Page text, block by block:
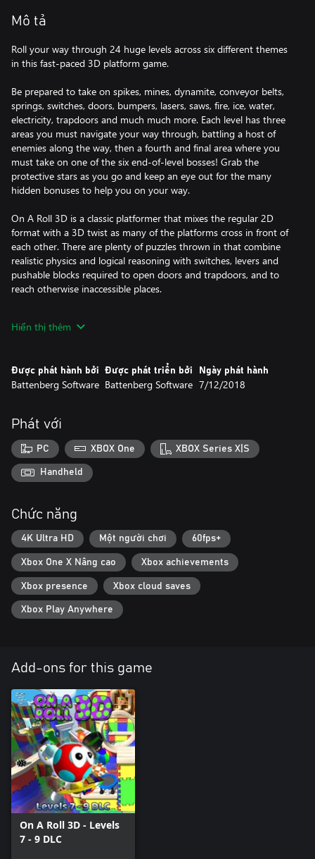
Mô tả
Roll your way through 24 huge levels across six different themes
in this fast-paced 3D platform game.
Be prepared to take on spikes, mines, dynamite, conveyor belts,
springs, switches, doors, bumpers, lasers, saws, fire, ice, water,
electricity, trapdoors and much much more. Each level has three
areas you must navigate your way through, battling a host of
enemies along the way, then a fourth and final area where you
must take on one of the six end-of-level bosses! Grab the
protective stars as you go and keep an eye out for the many
hidden bonuses to help you on your way.
On A Roll 3D is a classic platformer that mixes the regular 2D
format with a 3D twist as many of the platforms cross in front of
each other. There are plenty of puzzles thrown in that combine
realistic physics and logical reasoning with switches, levers and
pushable blocks required to open doors and trapdoors, and to
reach otherwise inaccessible places.
platform game!
Hiển thị thêm
Được phát hành bởi
Battenberg Software
Được phát triển bởi
Battenberg Software
Ngày phát hành
7/12/2018
Phát với
PC XBOX One XBOX Series X|S
Handheld
Chức năng
4K Ultra HD Một người chơi 60fps+
Xbox One X Nâng cao Xbox achievements
Xbox presence Xbox cloud saves
Xbox Play Anywhere
Add-ons for this game
On A Roll 3D - Levels
7 - 9 DLC